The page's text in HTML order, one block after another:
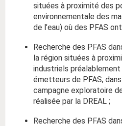
situées à proximité des
environnementale des
de l’eau) où des PFAS
Recherche des PFAS
la région situées à
industriels
émetteurs de PFAS,
campagne exploratoire
réalisée par la DREAL ;
Recherche des PFAS